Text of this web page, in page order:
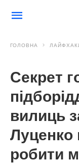
ГОЛОВНА
Секрет
вилиць
Луценко
робити